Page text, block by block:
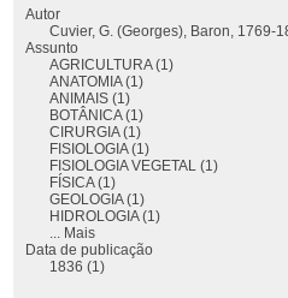
Autor
Cuvier, G. (Georges), Baron, 1769-
Assunto
AGRICULTURA (1)
ANATOMIA (1)
ANIMAIS (1)
BOTÂNICA (1)
CIRURGIA (1)
FISIOLOGIA (1)
FISIOLOGIA VEGETAL (1)
FÍSICA (1)
GEOLOGIA (1)
HIDROLOGIA (1)
... Mais
Data de publicação
1836 (1)